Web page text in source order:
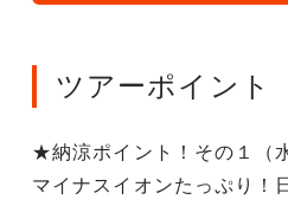
ツアーポイント
★納涼ポイント！その１（
マイナスイオンたっぷり！